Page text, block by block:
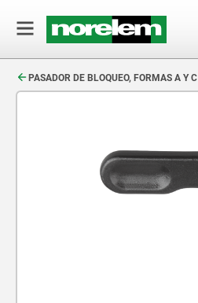
PASADOR DE BLOQUEO, FORMAS A Y C